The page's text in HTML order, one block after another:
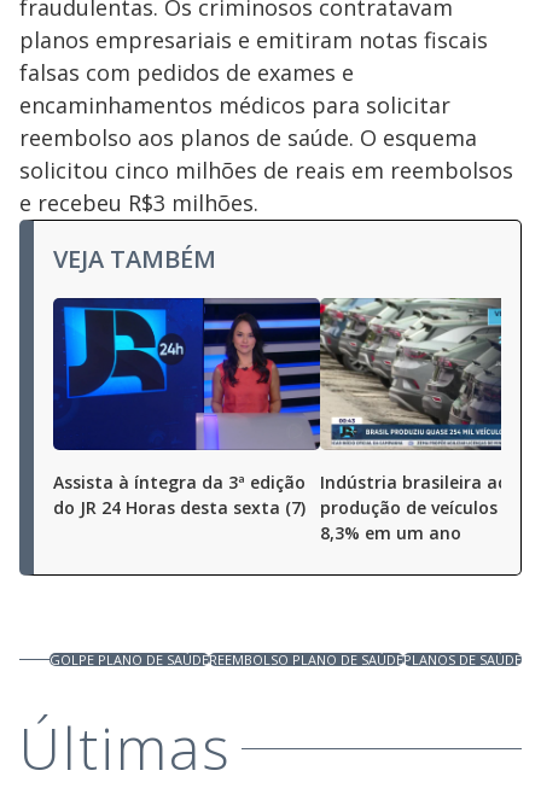
fraudulentas. Os criminosos contratavam
planos empresariais e emitiram notas fiscais
falsas com pedidos de exames e
encaminhamentos médicos para solicitar
reembolso aos planos de saúde. O esquema
solicitou cinco milhões de reais em reembolsos
e recebeu R$3 milhões.
VEJA TAMBÉM
Assista à íntegra da 3ª edição
do JR 24 Horas desta sexta (7)
Indústria brasileira
produção de veículos
8,3% em um ano
GOLPE PLANO DE SAÚDEREEMBOLSO PLANO DE SAÚDEPLANOS DE SAÚDE
Últimas